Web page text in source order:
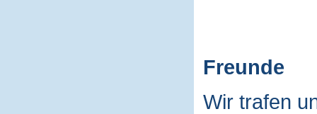
Freunde
Wir trafen